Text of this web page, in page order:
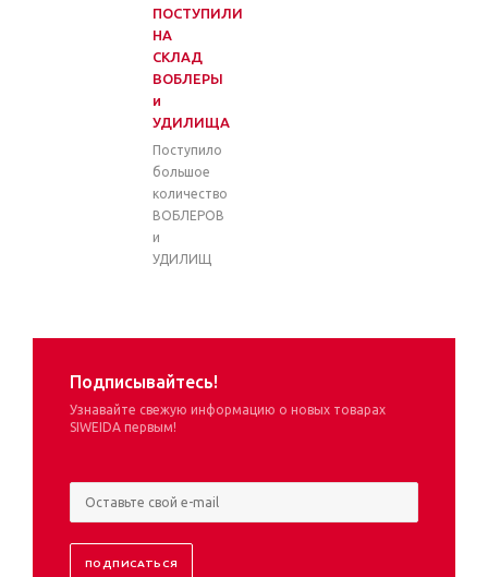
ПОСТУПИЛИ
НА
СКЛАД
ВОБЛЕРЫ
и
УДИЛИЩА
Поступило
большое
количество
ВОБЛЕРОВ
и
УДИЛИЩ
Подписывайтесь!
Узнавайте свежую информацию о новых товарах
SIWEIDA первым!